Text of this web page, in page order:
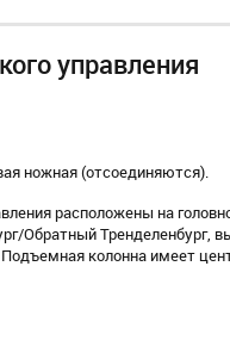
управления
ножная (отсоединяются).
расположены на
Обратный Тренделенбург,
колонна имеет